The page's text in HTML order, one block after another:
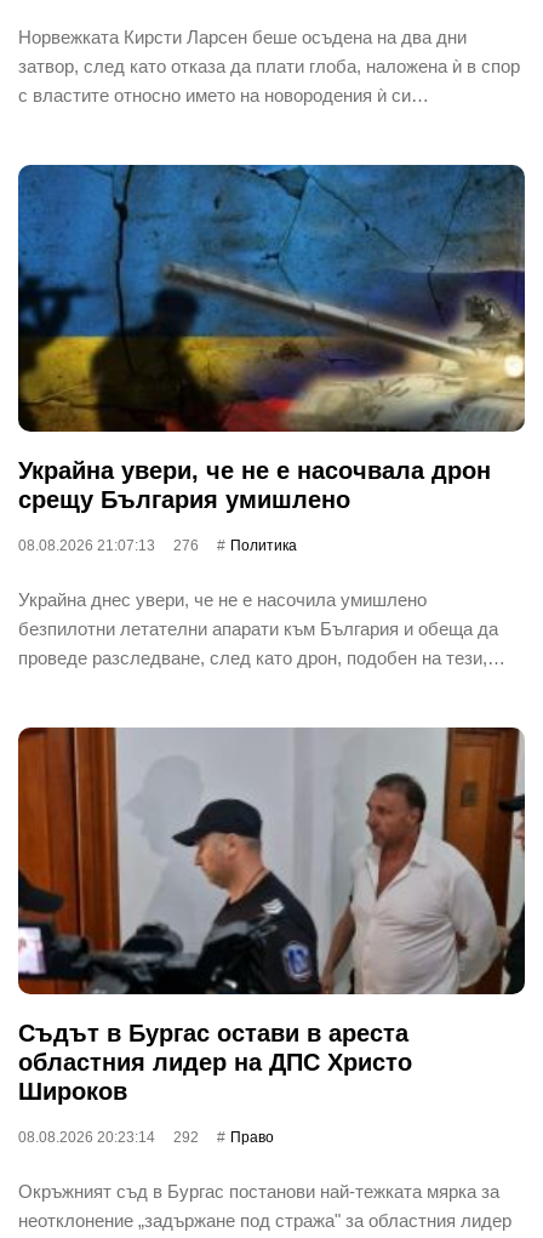
Норвежката Кирсти Ларсен беше осъдена на два дни
затвор, след като отказа да плати глоба, наложена ѝ в спор
с властите относно името на новородения ѝ си…
Украйна увери, че не е насочвала дрон
срещу България умишлено
08.08.2026 21:07:13 276 Политика
Украйна днес увери, че не е насочила умишлено
безпилотни летателни апарати към България и обеща да
проведе разследване, след като дрон, подобен на тези,…
Съдът в Бургас остави в ареста
областния лидер на ДПС Христо
Широков
08.08.2026 20:23:14 292 Право
Окръжният съд в Бургас постанови най-тежката мярка за
неотклонение „задържане под стража" за областния лидер